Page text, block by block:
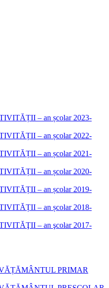
– an școlar 2023-
– an școlar 2022-
– an școlar 2021-
– an școlar 2020-
– an școlar 2019-
– an școlar 2018-
– an şcolar 2017-
PRIMAR